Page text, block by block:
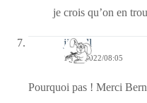
je crois qu’on en
jill bill
19/02/2022/08:05
Pourquoi pas ! Merci